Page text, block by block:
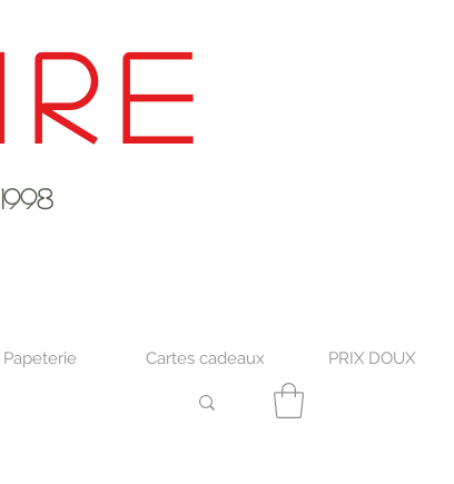
Papeterie Cartes cadeaux PRIX DOUX